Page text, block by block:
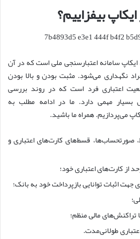
بیفزاییم؟
سامانه اعتبارسنجی ملی است که در آن
نگهداری می‌شود. مثبت بودن و بالا بودن
اعتباری فرد است که در روند بررسی
مهمی دارد. ما در ادامه مطلب به
می‌پردازیم. همراه ما باشید.
صورتحساب‌ها، قسط‌های کارت‌های اعتباری و
کارت‌های اعتباری خود؛
اثبات توانایی بازپرداخت خود به بانک؛
مالی منظم؛
طولانی‌مدت.